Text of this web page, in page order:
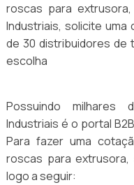
roscas para
Industriais, solicite uma
de 30 distribuidores de
escolha
Possuindo milhares
Industriais é o portal
Para fazer uma
roscas para
logo a seguir: